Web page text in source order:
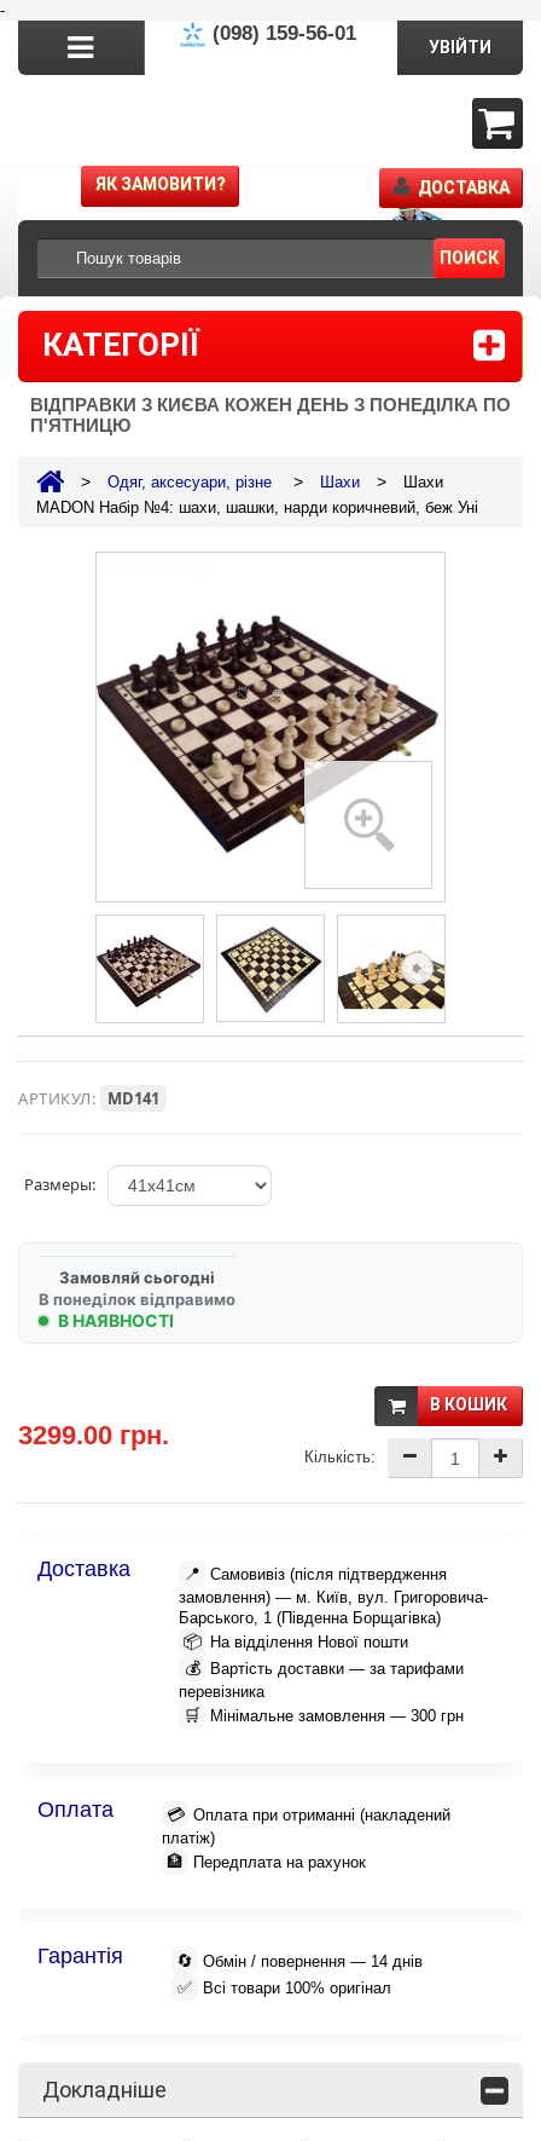
-
(098) 159-56-01
ПОИСК
УВІЙТИ
ЯК ЗАМОВИТИ? ДОСТАВКА
КАТЕГОРІЇ
ВІДПРАВКИ З КИЄВА КОЖЕН ДЕНЬ З ПОНЕДІЛКА ПО
П'ЯТНИЦЮ
> Одяг, аксесуари, різне > Шахи >
Шахи
MADON Набір №4: шахи, шашки, нарди коричневий, беж Уні
АРТИКУЛ: MD141
Размеры:
Замовляй сьогодні
В понеділок відправимо
В НАЯВНОСТІ
3299.00 грн.
В КОШИК
Кількість:
Доставка 📍 Самовивіз (після підтвердження
замовлення) — м. Київ, вул. Григоровича-
Барського, 1 (Південна Борщагівка)
📦 На відділення Нової пошти
💰
Вартість доставки — за тарифами
перевізника
🛒 Мінімальне замовлення — 300 грн
Оплата 💳 Оплата при отриманні (накладений
платіж)
🏦 Передплата на рахунок
Гарантія 🔄 Обмін / повернення — 14 днів
✅ Всі товари 100% оригінал
Докладніше